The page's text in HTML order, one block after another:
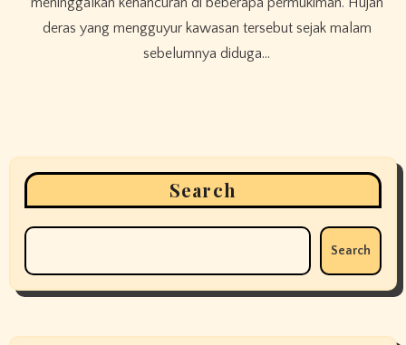
deras yang mengguyur kawasan tersebut sejak malam
sebelumnya diduga…
Search
Search